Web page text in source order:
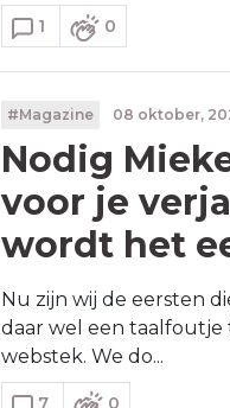
1 0
#Magazine 08 oktober,
Nodig
voor je
wordt het
Nu zijn wij de eersten
daar wel een taalfoutje
webstek. We do...
7 0